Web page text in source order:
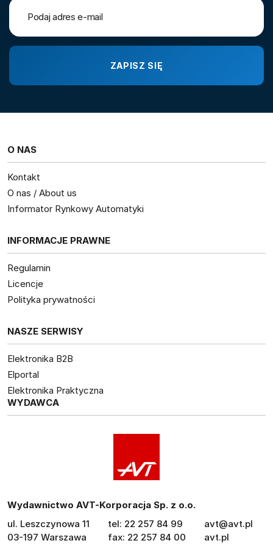
O NAS
Kontakt
O nas / About us
Informator Rynkowy Automatyki
INFORMACJE PRAWNE
Regulamin
Licencje
Polityka prywatności
NASZE SERWISY
Elektronika B2B
Elportal
Elektronika Praktyczna
WYDAWCA
Wydawnictwo AVT-Korporacja Sp. z o.o.
ul. Leszczynowa 11
03-197 Warszawa
tel: 22 257 84 99
fax: 22 257 84 00
avt@avt.pl
avt.pl